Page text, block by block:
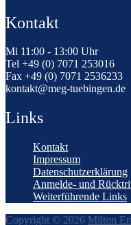
Kontakt
Mi 11:00 - 13:00 Uhr
Tel +49 (0) 7071 253016
Fax +49 (0) 7071 2536233
kontakt@meg-tuebingen.de
Links
Kontakt
Impressum
Datenschutzerklärung
Anmelde- und
Weiterführende Links
Copyright © 2026 Milton